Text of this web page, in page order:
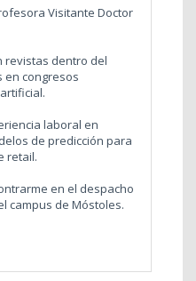
Visitante Doctor
revistas dentro del
en congresos
laboral en
de predicción para
retail.
en el despacho
campus de Móstoles.